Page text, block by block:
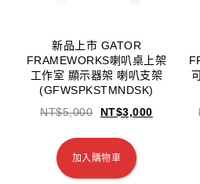
新品上市 GATOR
FRAMEWORKS喇叭桌上架
工作室 顯示器架 喇叭支架
(GFWSPKSTMNDSK)
NT$5,000 NT$3,000
加入購物車